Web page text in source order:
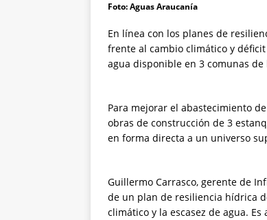
Foto: Aguas Araucanía
En línea con los planes de
frente al cambio climático y
agua disponible en 3 comunas de
Para mejorar el abastecimiento
obras de construcción de 3
en forma directa a un universo
Guillermo Carrasco, gerente de
de un plan de resiliencia hídrica
climático y la escasez de agua.